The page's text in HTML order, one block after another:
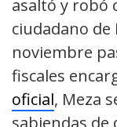
asaltó y robó
ciudadano de
noviembre
fiscales
oficial, Meza